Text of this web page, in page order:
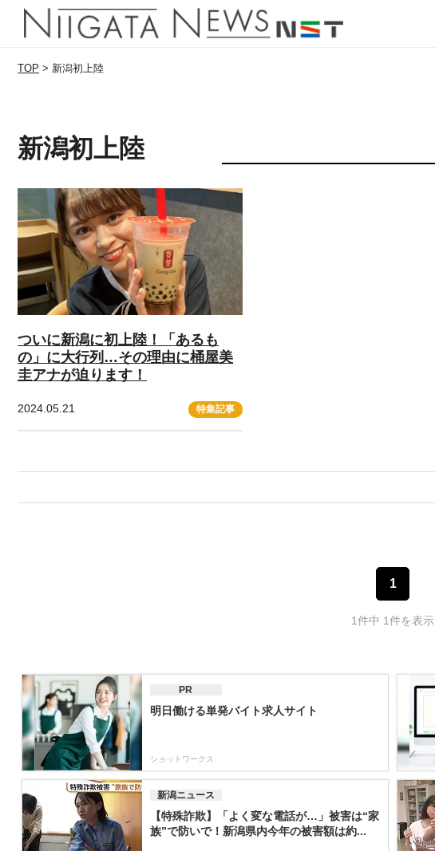
TOP > 新潟初上陸
新潟初上陸
ついに新潟に初上陸！「あるも
の」に大行列…その理由に桶屋美
圭アナが迫ります！
2024.05.21 特集記事
1
1件中 1件を表示
PR
明日働ける単発バイト求人サイト
ショットワークス
新潟ニュース
【特殊詐欺】「よく変な電話が…」被害は“家
族”で防いで！新潟県内今年の被害額は約...